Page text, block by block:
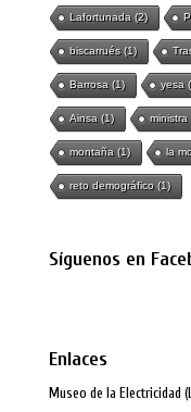
Lafortunada(2)
biscarrués(1)
Barrosa(1) yesa
Ainsa(1) ministra
montaña(1) la
reto demográfico(1)
Síguenos en
Enlaces
Museo de la Electricidad